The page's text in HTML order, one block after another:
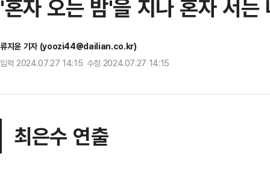
'혼자 오는 밤'을 지나 혼자 서
류지윤 기자 (yoozi44@dailian.co.kr)
입력 2024.07.27 14:15 수정 2024.07.27 14:15
최은수 연출